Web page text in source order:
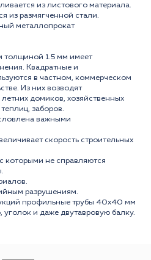
из листового материала.
из размягченной стали.
металлопрокат
толщиной 1.5 мм имеет
Квадратные и
в частном, коммерческом
Из них возводят
домиков, хозяйственных
заборов.
важными
скорость строительных
которыми не справляются
разрушениям.
профильные трубы 40x40 мм
и даже двутавровую балку.